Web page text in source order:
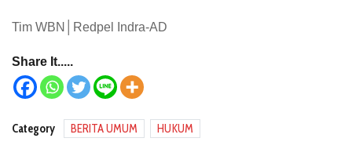
Tim WBN│Redpel Indra-AD
Share It.....
Category BERITA UMUM HUKUM